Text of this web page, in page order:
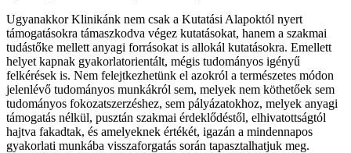
Ugyanakkor Klinikánk nem csak a Kutatási Alapoktól nyert
támogatásokra támaszkodva végez kutatásokat, hanem a szakmai
tudástőke mellett anyagi forrásokat is allokál kutatásokra. Emellett
helyet kapnak gyakorlatorientált, mégis tudományos igényű
felkérések is. Nem felejtkezhetünk el azokról a természetes módon
jelenlévő tudományos munkákról sem, melyek nem köthetőek sem
tudományos fokozatszerzéshez, sem pályázatokhoz, melyek anyagi
támogatás nélkül, pusztán szakmai érdeklődéstől, elhivatottságtól
hajtva fakadtak, és amelyeknek értékét, igazán a mindennapos
gyakorlati munkába visszaforgatás során tapasztalhatjuk meg.